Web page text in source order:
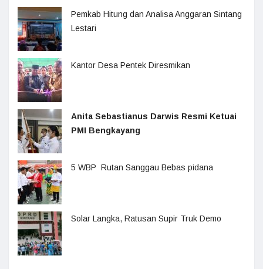
Pemkab Hitung dan Analisa Anggaran Sintang
Lestari
Kantor Desa Pentek Diresmikan
Anita Sebastianus Darwis Resmi Ketuai
PMI Bengkayang
5 WBP Rutan Sanggau Bebas pidana
Solar Langka, Ratusan Supir Truk Demo